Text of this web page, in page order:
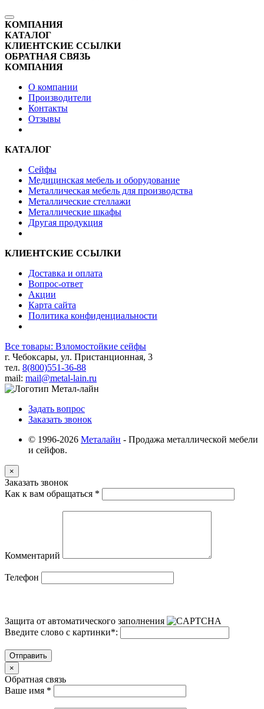
КОМПАНИЯ
КАТАЛОГ
КЛИЕНТСКИЕ ССЫЛКИ
ОБРАТНАЯ СВЯЗЬ
КОМПАНИЯ
О компании
Производители
Контакты
Отзывы
КАТАЛОГ
Сейфы
Медицинская мебель и оборудование
Металлическая мебель для производства
Металлические стеллажи
Металлические шкафы
Другая продукция
КЛИЕНТСКИЕ ССЫЛКИ
Доставка и оплата
Вопрос-ответ
Акции
Карта сайта
Политика конфиденциальности
Все товары: Взломостойкие сейфы
г. Чебоксары, ул. Пристанционная, 3
тел. 8(800)551-36-88
mail: mail@metal-lain.ru
Задать вопрос
Заказать звонок
© 1996-2026 Металайн - Продажа металлической мебели
и сейфов.
×
Заказать звонок
Как к вам обращаться *
Комментарий
Телефон
Защита от автоматического заполнения
Введите слово с картинки*:
Отправить
×
Обратная связь
Ваше имя *